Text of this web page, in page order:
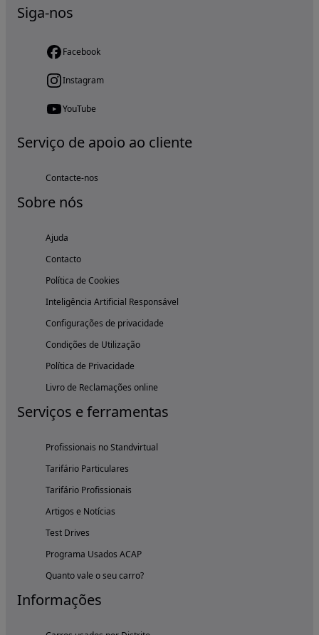
Siga-nos
Facebook
Instagram
YouTube
Serviço de apoio ao cliente
Contacte-nos
Sobre nós
Ajuda
Contacto
Política de Cookies
Inteligência Artificial Responsável
Configurações de privacidade
Condições de Utilização
Política de Privacidade
Livro de Reclamações online
Serviços e ferramentas
Profissionais no Standvirtual
Tarifário Particulares
Tarifário Profissionais
Artigos e Notícias
Test Drives
Programa Usados ACAP
Quanto vale o seu carro?
Informações